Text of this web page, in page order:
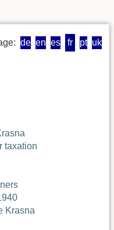
de en es fr pt uk
taxation
Krasna